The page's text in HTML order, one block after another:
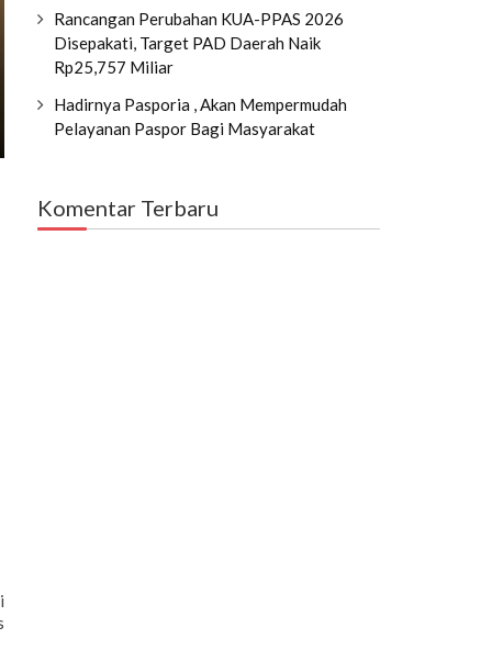
Rancangan Perubahan KUA-PPAS 2026
Disepakati, Target PAD Daerah Naik
Rp25,757 Miliar
Hadirnya Pasporia , Akan Mempermudah
Pelayanan Paspor Bagi Masyarakat
Komentar Terbaru